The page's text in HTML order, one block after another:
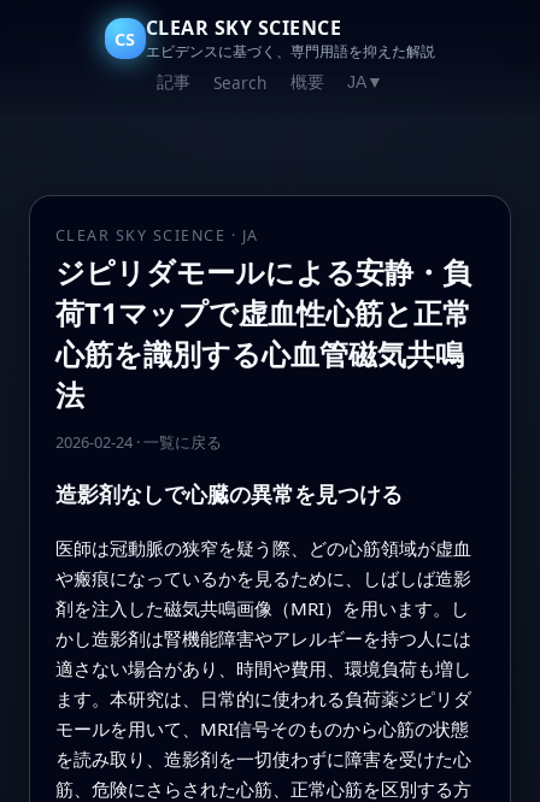
CS CLEAR SKY SCIENCE
エビデンスに基づく、専門用語を抑えた解説
記事 Search 概要 JA▼
CLEAR SKY SCIENCE · JA
ジピリダモールによる安静・負
荷T1マップで虚血性心筋と正常
心筋を識別する心血管磁気共鳴
法
2026-02-24· 一覧に戻る
造影剤なしで心臓の異常を見つける
医師は冠動脈の狭窄を疑う際、どの心筋領域が虚血
や瘢痕になっているかを見るために、しばしば造影
剤を注入した磁気共鳴画像（MRI）を用います。し
かし造影剤は腎機能障害やアレルギーを持つ人には
適さない場合があり、時間や費用、環境負荷も増し
ます。本研究は、日常的に使われる負荷薬ジピリダ
モールを用いて、MRI信号そのものから心筋の状態
を読み取り、造影剤を一切使わずに障害を受けた心
筋、危険にさらされた心筋、正常心筋を区別する方